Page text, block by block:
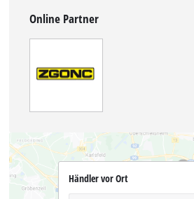
Online Partner
Händler vor Ort